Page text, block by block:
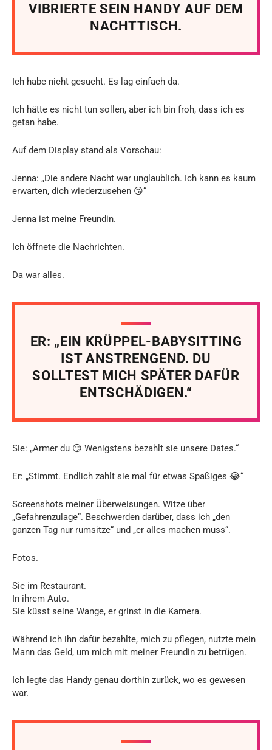
VIBRIERTE SEIN HANDY AUF DEM
NACHTTISCH.
Ich habe nicht gesucht. Es lag einfach da.
Ich hätte es nicht tun sollen, aber ich bin froh, dass ich es
getan habe.
Auf dem Display stand als Vorschau:
Jenna: „Die andere Nacht war unglaublich. Ich kann es kaum
erwarten, dich wiederzusehen 😘“
Jenna ist meine Freundin.
Ich öffnete die Nachrichten.
Da war alles.
ER: „EIN KRÜPPEL-BABYSITTING
IST ANSTRENGEND. DU
SOLLTEST MICH SPÄTER DAFÜR
ENTSCHÄDIGEN.“
Sie: „Armer du 😏 Wenigstens bezahlt sie unsere Dates.“
Er: „Stimmt. Endlich zahlt sie mal für etwas Spaßiges 😂“
Screenshots meiner Überweisungen. Witze über
„Gefahrenzulage“. Beschwerden darüber, dass ich „den
ganzen Tag nur rumsitze“ und „er alles machen muss“.
Fotos.
Sie im Restaurant.
In ihrem Auto.
Sie küsst seine Wange, er grinst in die Kamera.
Während ich ihn dafür bezahlte, mich zu pflegen, nutzte mein
Mann das Geld, um mich mit meiner Freundin zu betrügen.
Ich legte das Handy genau dorthin zurück, wo es gewesen
war.